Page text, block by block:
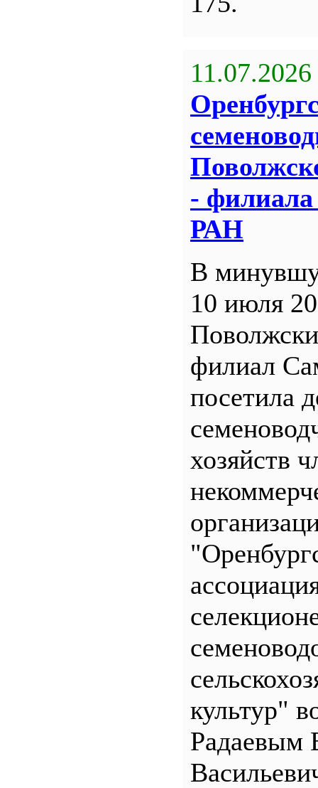
11.07.2026
-
РАН
В
10 июля
филиал
посетила
хозяйств
культур"
Радаевым